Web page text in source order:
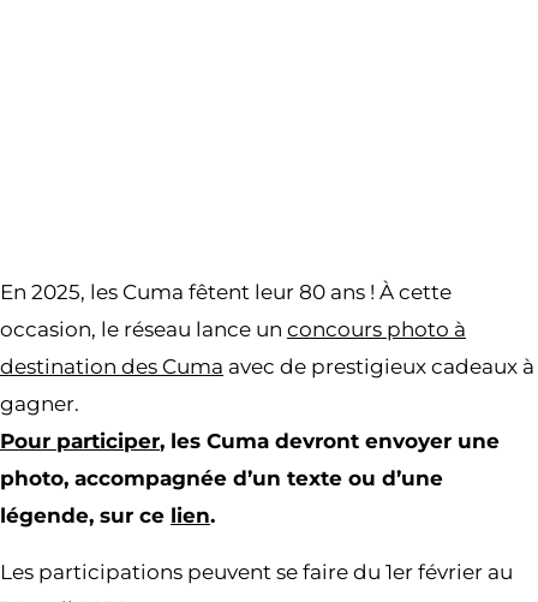
En 2025, les Cuma fêtent leur 80 ans ! À cette
occasion, le réseau lance un concours photo à
destination des Cuma avec de prestigieux cadeaux à
gagner.
Pour participer, les Cuma devront envoyer une
photo, accompagnée d’un texte ou d’une
légende, sur ce lien.
Les participations peuvent se faire du 1er février au